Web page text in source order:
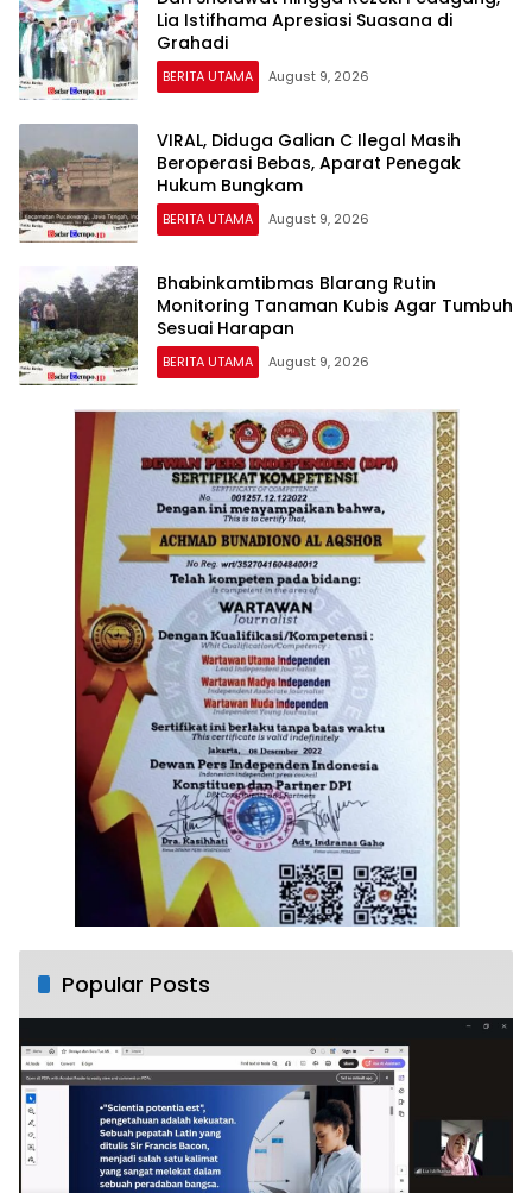
Lia Istifhama Apresiasi Suasana di
Grahadi
BERITA UTAMA August 9, 2026
VIRAL, Diduga Galian C Ilegal Masih
Beroperasi Bebas, Aparat Penegak
Hukum Bungkam
BERITA UTAMA August 9, 2026
Bhabinkamtibmas Blarang Rutin
Monitoring Tanaman Kubis Agar Tumbuh
Sesuai Harapan
BERITA UTAMA August 9, 2026
Popular Posts